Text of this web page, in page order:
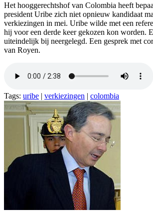
Het hooggerechtshof van Colombia heeft
president Uribe zich niet opnieuw kandidaat
verkiezingen in mei. Uribe wilde met een
hij voor een derde keer gekozen kon worden.
uiteindelijk bij neergelegd. Een gesprek met
van Royen.
Tags: uribe | verkiezingen | colombia